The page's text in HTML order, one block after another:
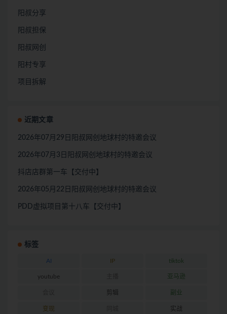
阳叔分享
阳叔担保
阳叔网创
阳村专享
项目拆解
近期文章
2026年07月29日阳叔网创地球村的特邀会议
2026年07月3日阳叔网创地球村的特邀会议
抖店店群第一车【交付中】
2026年05月22日阳叔网创地球村的特邀会议
PDD虚拟项目第十八车【交付中】
标签
AI IP tiktok
youtube 亚马逊
剪辑 副业
变现 实战